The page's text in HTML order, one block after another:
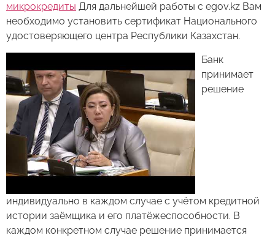
микрокредиты Для дальнейшей работы с egov.kz Вам
необходимо установить сертификат Национального
удостоверяющего центра Республики Казахстан.
Банк
принимает
решение
индивидуально в каждом случае с учётом кредитной
истории заёмщика и его платёжеспособности. В
каждом конкретном случае решение принимается